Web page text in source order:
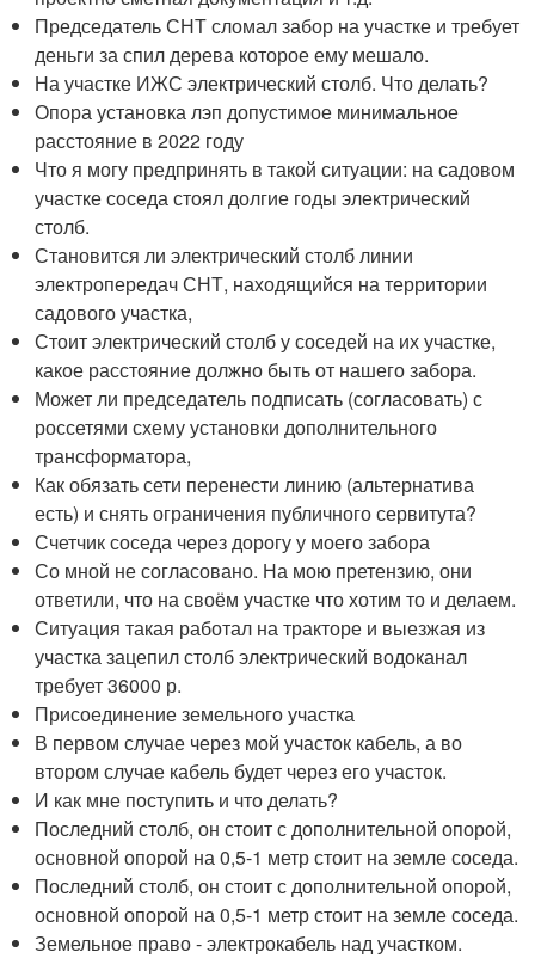
Председатель СНТ сломал забор на участке и требует
деньги за спил дерева которое ему мешало.
На участке ИЖС электрический столб. Что делать?
Опора установка лэп допустимое минимальное
расстояние в 2022 году
Что я могу предпринять в такой ситуации: на садовом
участке соседа стоял долгие годы электрический
столб.
Становится ли электрический столб линии
электропередач СНТ, находящийся на территории
садового участка,
Стоит электрический столб у соседей на их участке,
какое расстояние должно быть от нашего забора.
Может ли председатель подписать (согласовать) с
россетями схему установки дополнительного
трансформатора,
Как обязать сети перенести линию (альтернатива
есть) и снять ограничения публичного сервитута?
Счетчик соседа через дорогу у моего забора
Со мной не согласовано. На мою претензию, они
ответили, что на своём участке что хотим то и делаем.
Ситуация такая работал на тракторе и выезжая из
участка зацепил столб электрический водоканал
требует 36000 р.
Присоединение земельного участка
В первом случае через мой участок кабель, а во
втором случае кабель будет через его участок.
И как мне поступить и что делать?
Последний столб, он стоит с дополнительной опорой,
основной опорой на 0,5-1 метр стоит на земле соседа.
Последний столб, он стоит с дополнительной опорой,
основной опорой на 0,5-1 метр стоит на земле соседа.
Земельное право - электрокабель над участком.